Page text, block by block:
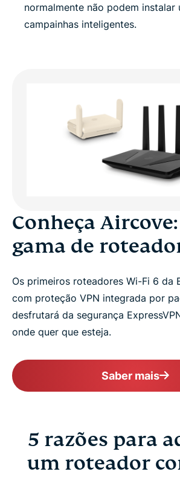
normalmente não podem instalar
campainhas inteligentes.
Conheça
gama de
Os primeiros roteadores Wi-Fi 6 da
com proteção VPN integrada por
desfrutará da segurança
onde quer que esteja.
Saber mais
5 razões para
um roteador